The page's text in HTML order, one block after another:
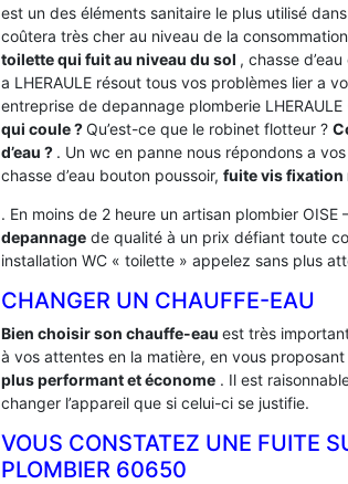
est un des éléments sanitaire le plus utilisé
coûtera très cher au niveau de la
toilette qui fuit au niveau du sol , chasse
a LHERAULE résout tous vos problèmes lier a
entreprise de depannage plomberie
qui coule ?Qu’est-ce que le robinet flotteur ?
d’eau ? . Un wc en panne nous répondons a
chasse d’eau bouton poussoir, fuite vis fixation
. En moins de 2 heure un artisan plombier
depannage de qualité à un prix défiant toute
installation WC « toilette » appelez sans plus
CHANGER UN CHAUFFE-EAU
Bien choisir son chauffe-eau est très
à vos attentes en la matière, en vous
plus performant et économe . Il est
changer l’appareil que si celui-ci se justifie.
VOUS CONSTATEZ UNE FUITE
PLOMBIER 60650